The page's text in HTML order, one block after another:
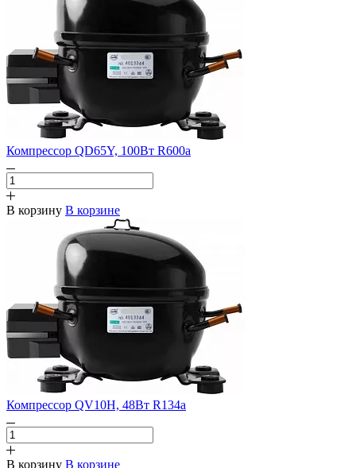
Компрессор QD65Y, 100Вт R600a
В корзину В корзине
Компрессор QV10H, 48Вт R134a
В корзину В корзине